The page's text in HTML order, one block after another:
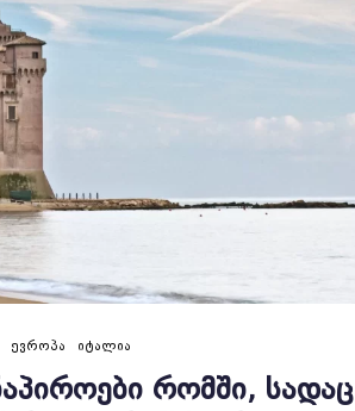
ᲔᲕᲠᲝᲞᲐ ᲘᲢᲐᲚᲘᲐ
ᲠᲝᲛᲨᲘ, ᲡᲐᲓᲐᲪ